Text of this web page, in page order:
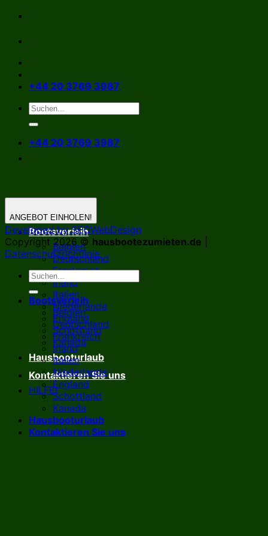
Zum
springen
+44 20 3769 3987
+44 20 3769 3987
Bootsverleih
Belgien
Deutschland
Frankreich
Irland
Italien
Niederlande
England
Schottland
Kanada
Hausbooturlaub
Kontaktieren Sie uns
HILFE!
ANGEBOT EINHOLEN!
Developed by SEOWebDesign
Copyright 2026 © hausbootezumieten.de
Datenschutzrichtlinie
Bootsverleih
Belgien
Deutschland
Frankreich
Irland
Italien
Niederlande
England
Schottland
Kanada
Hausbooturlaub
Kontaktieren Sie uns